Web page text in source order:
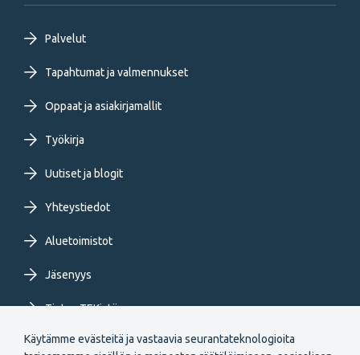
Käytämme evästeitä ja vastaavia seurantateknologioita
Footer
primary
menu
FI
Palvelut
Tapahtumat ja valmennukset
Oppaat ja asiakirjamallit
Työkirja
Uutiset ja blogit
Yhteystiedot
Aluetoimistot
Jäsenyys
Tietoa TEKistä
Extranet